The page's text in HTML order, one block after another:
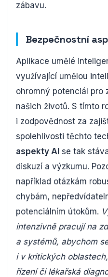
zábavu.
Bezpečnostní
Aplikace umělé
využívající umělou
ohromný potenciál pro
našich životů. S tímto
i zodpovědnost za
spolehlivosti těchto
aspekty AI se tak
diskuzí a výzkumu.
například otázkám
chybám,
potenciálním útokům.
intenzivně pracují na
a systémů, abychom
i v kritických
řízení či lékařská